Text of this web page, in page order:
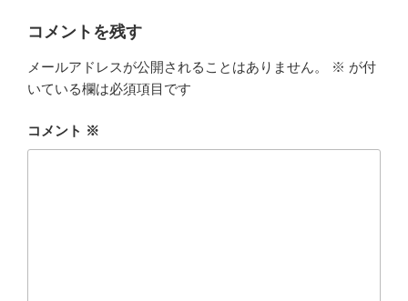
コメントを残す
メールアドレスが公開されることはありません。 ※ が付
いている欄は必須項目です
コメント ※